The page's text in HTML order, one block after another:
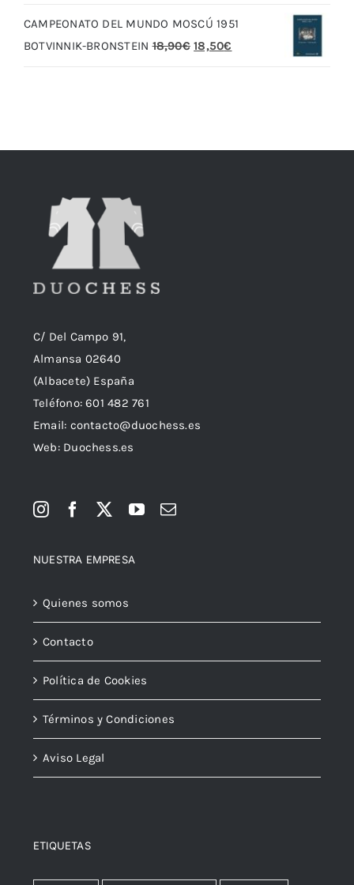
era:
20,00€.
CAMPEONATO DEL MUNDO MOSCÚ 1951
BOTVINNIK-BRONSTEIN 18,90€ El
18,50€
C/ Del Campo 91,
Almansa 02640
(Albacete) España
Teléfono:601 482 761
Email: contacto@duochess.es
Web: Duochess.es
NUESTRA EMPRESA
Quienes somos
Contacto
Política de Cookies
Términos y Condiciones
Aviso Legal
ETIQUETAS